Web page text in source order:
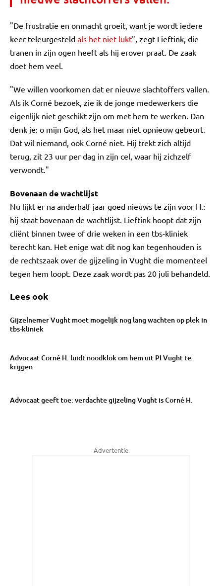
"De frustratie en onmacht groeit, want je wordt iedere
keer teleurgesteld als het niet lukt", zegt Lieftink, die
tranen in zijn ogen heeft als hij erover praat. De zaak
doet hem veel.
"We willen voorkomen dat er nieuwe slachtoffers vallen.
Als ik Corné bezoek, zie ik de jonge medewerkers die
eigenlijk niet geschikt zijn om met hem te werken. Dan
denk je: o mijn God, als het maar niet opnieuw gebeurt.
Dat wil niemand, ook Corné niet. Hij trekt zich altijd
terug, zit 23 uur per dag in zijn cel, waar hij zichzelf
verwondt."
Bovenaan de wachtlijst
Nu lijkt er na anderhalf jaar goed nieuws te zijn voor H.:
hij staat bovenaan de wachtlijst. Lieftink hoopt dat zijn
cliënt binnen twee of drie weken in een tbs-kliniek
terecht kan. Het enige wat dit nog kan tegenhouden is
de rechtszaak over de gijzeling in Vught die momenteel
tegen hem loopt. Deze zaak wordt pas 20 juli behandeld.
Lees ook
Gijzelnemer Vught moet mogelijk nog lang wachten op plek in
tbs-kliniek
Advocaat Corné H. luidt noodklok om hem uit PI Vught te
krijgen
Advocaat geeft toe: verdachte gijzeling Vught is Corné H.
Advertentie